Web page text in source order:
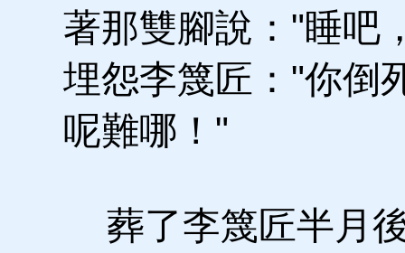
著那雙腳說："睡吧
埋怨李篾匠："你倒
呢難哪！"
葬了李篾匠半月